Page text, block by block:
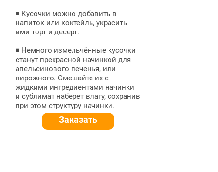
◾ Кусочки можно добавить в
напиток или коктейль, украсить
ими торт и десерт.
◾ Немного измельчённые кусочки
станут прекрасной начинкой для
апельсинового печенья, или
пирожного. Смешайте их с
жидкими ингредиентами начинки
и сублимат наберёт влагу, сохранив
при этом структуру начинки.
Заказать